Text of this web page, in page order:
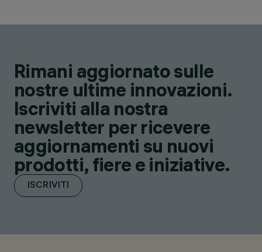
Rimani aggiornato sulle
nostre ultime innovazioni.
Iscriviti alla nostra
newsletter per ricevere
aggiornamenti su nuovi
prodotti, fiere e iniziative.
ISCRIVITI